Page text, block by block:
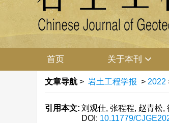
首页 关于本刊
文章导航 > 岩土工程学报 > 2022
引用本文: 刘观仕, 张程程, 赵青松,
DOI: 10.11779/